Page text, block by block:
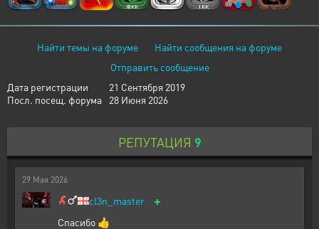
Найти темы на форуме
Найти сообщения на форуме
Отправить сообщение
Дата регистрации
21 Сентября 2019
Посл. посещ. форума
28 Июня 2026
РЕПУТАЦИЯ 9
29 Мая 2026
cl3n_master +
Спасибо 👍